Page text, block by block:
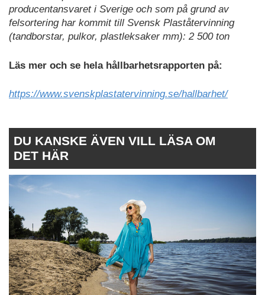
producentansvaret i Sverige och som på grund av
felsortering har kommit till Svensk Plaståtervinning
(tandborstar, pulkor, plastleksaker mm): 2 500 ton
Läs mer och se hela hållbarhetsrapporten på:
https://www.svenskplastatervinning.se/hallbarhet/
DU KANSKE ÄVEN VILL LÄSA OM
DET HÄR